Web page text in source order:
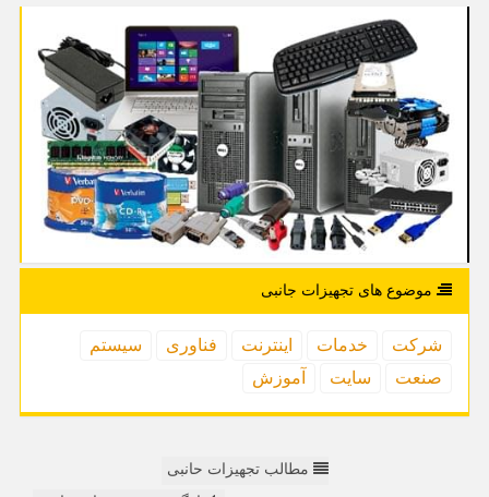
موضوع های تجهیزات جانبی
شركت خدمات اینترنت فناوری
سیستم
صنعت
سایت آموزش
مطالب تجهیزات حانبی